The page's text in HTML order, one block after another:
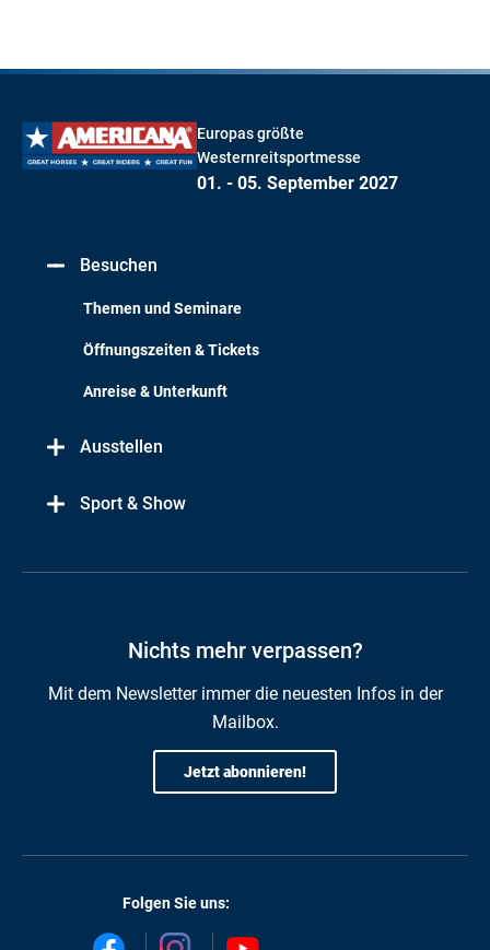
Europas größte
Westernreitsportmesse
01. - 05. September 2027
Besuchen
Themen und Seminare
Öffnungszeiten & Tickets
Anreise & Unterkunft
Ausstellen
Sport & Show
Nichts mehr verpassen?
Mit dem Newsletter immer die neuesten Infos in der
Mailbox.
Jetzt abonnieren!
Folgen Sie uns: